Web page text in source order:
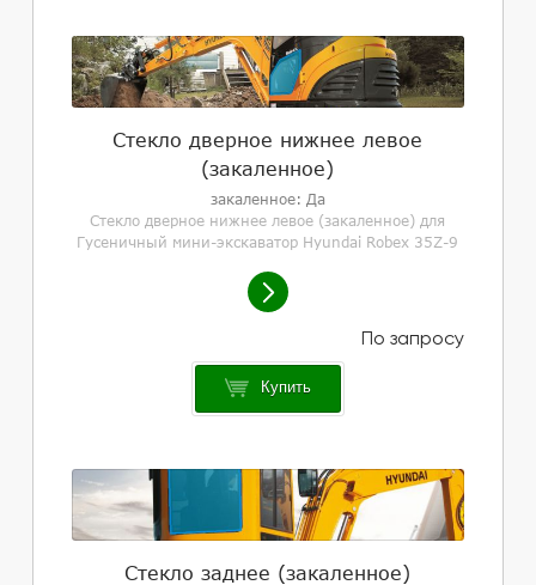
Стекло дверное нижнее левое
(закаленное)
закаленное: Да
Стекло дверное нижнее левое (закаленное) для
Гусеничный мини-экскаватор Hyundai Robex 35Z-9
Купить
Стекло заднее (закаленное)